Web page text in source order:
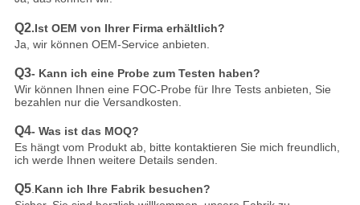
Q2.Ist OEM von Ihrer Firma erhältlich?
Ja, wir können OEM-Service anbieten.
Q3- Kann ich eine Probe zum Testen haben?
Wir können Ihnen eine FOC-Probe für Ihre Tests anbieten, Sie
bezahlen nur die Versandkosten.
Q4- Was ist das MOQ?
Es hängt vom Produkt ab, bitte kontaktieren Sie mich freundlich,
ich werde Ihnen weitere Details senden.
Q5.Kann ich Ihre Fabrik besuchen?